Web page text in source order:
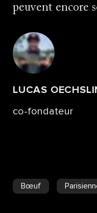
peuvent encore
LUCAS
co-fondateur
Bœuf